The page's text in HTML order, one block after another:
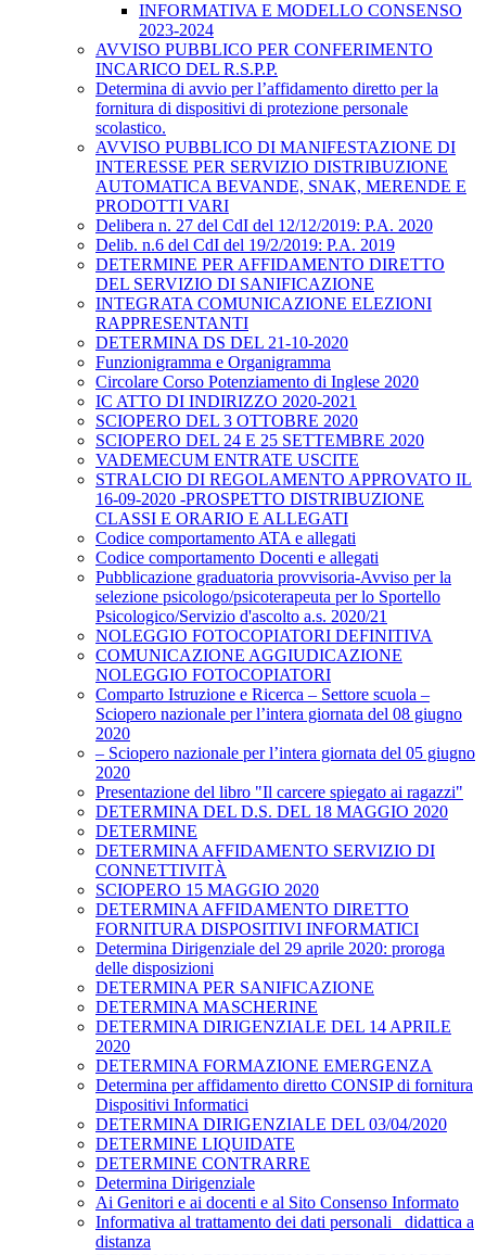
INFORMATIVA E MODELLO CONSENSO
2023-2024
AVVISO PUBBLICO PER CONFERIMENTO
INCARICO DEL R.S.P.P.
Determina di avvio per l’affidamento diretto per la
fornitura di dispositivi di protezione personale
scolastico.
AVVISO PUBBLICO DI MANIFESTAZIONE DI
INTERESSE PER SERVIZIO DISTRIBUZIONE
AUTOMATICA BEVANDE, SNAK, MERENDE E
PRODOTTI VARI
Delibera n. 27 del CdI del 12/12/2019: P.A. 2020
Delib. n.6 del CdI del 19/2/2019: P.A. 2019
DETERMINE PER AFFIDAMENTO DIRETTO
DEL SERVIZIO DI SANIFICAZIONE
INTEGRATA COMUNICAZIONE ELEZIONI
RAPPRESENTANTI
DETERMINA DS DEL 21-10-2020
Funzionigramma e Organigramma
Circolare Corso Potenziamento di Inglese 2020
IC ATTO DI INDIRIZZO 2020-2021
SCIOPERO DEL 3 OTTOBRE 2020
SCIOPERO DEL 24 E 25 SETTEMBRE 2020
VADEMECUM ENTRATE USCITE
STRALCIO DI REGOLAMENTO APPROVATO IL
16-09-2020 -PROSPETTO DISTRIBUZIONE
CLASSI E ORARIO E ALLEGATI
Codice comportamento ATA e allegati
Codice comportamento Docenti e allegati
Pubblicazione graduatoria provvisoria-Avviso per la
selezione psicologo/psicoterapeuta per lo Sportello
Psicologico/Servizio d'ascolto a.s. 2020/21
NOLEGGIO FOTOCOPIATORI DEFINITIVA
COMUNICAZIONE AGGIUDICAZIONE
NOLEGGIO FOTOCOPIATORI
Comparto Istruzione e Ricerca – Settore scuola –
Sciopero nazionale per l’intera giornata del 08 giugno
2020
– Sciopero nazionale per l’intera giornata del 05 giugno
2020
Presentazione del libro "Il carcere spiegato ai ragazzi"
DETERMINA DEL D.S. DEL 18 MAGGIO 2020
DETERMINE
DETERMINA AFFIDAMENTO SERVIZIO DI
CONNETTIVITÀ
SCIOPERO 15 MAGGIO 2020
DETERMINA AFFIDAMENTO DIRETTO
FORNITURA DISPOSITIVI INFORMATICI
Determina Dirigenziale del 29 aprile 2020: proroga
delle disposizioni
DETERMINA PER SANIFICAZIONE
DETERMINA MASCHERINE
DETERMINA DIRIGENZIALE DEL 14 APRILE
2020
DETERMINA FORMAZIONE EMERGENZA
Determina per affidamento diretto CONSIP di fornitura
Dispositivi Informatici
DETERMINA DIRIGENZIALE DEL 03/04/2020
DETERMINE LIQUIDATE
DETERMINE CONTRARRE
Determina Dirigenziale
Ai Genitori e ai docenti e al Sito Consenso Informato
Informativa al trattamento dei dati personali _didattica a
distanza